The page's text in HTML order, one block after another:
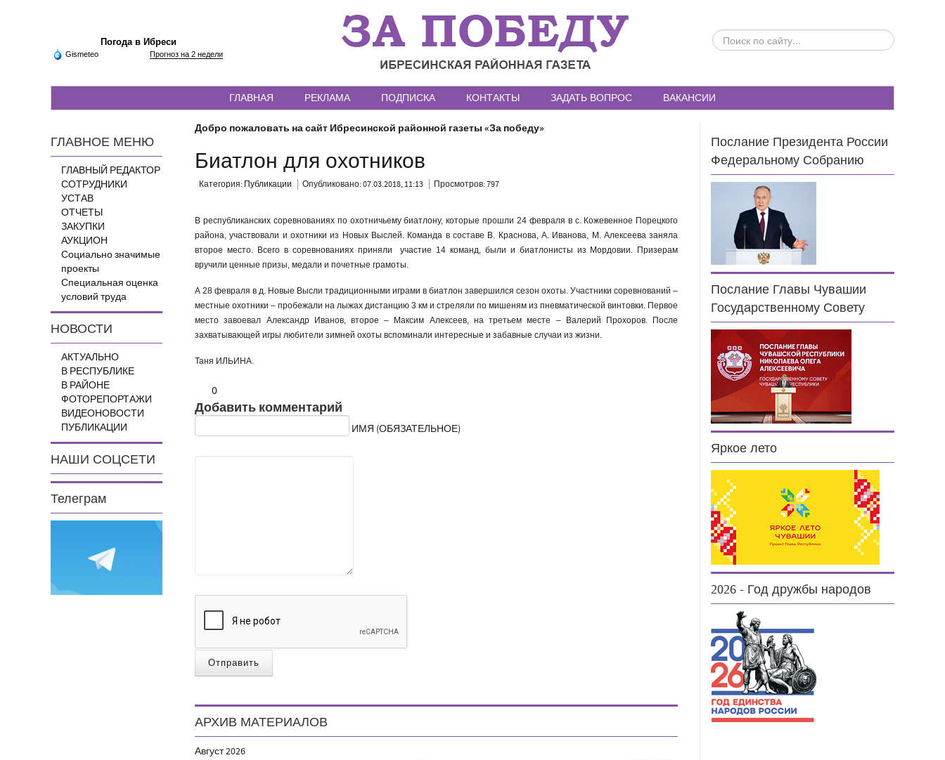
Погода в Ибреси
Gismeteo Прогноз на 2 недели
ПОИСК
ПО
ГЛАВНАЯ РЕКЛАМА ПОДПИСКА КОНТАКТЫ ЗАДАТЬ ВОПРОС ВАКАНСИИ
ГЛАВНОЕ МЕНЮ
ГЛАВНЫЙ РЕДАКТОР
СОТРУДНИКИ
УСТАВ
ОТЧЕТЫ
ЗАКУПКИ
АУКЦИОН
Социально значимые
проекты
Специальная оценка
условий труда
НОВОСТИ
АКТУАЛЬНО
В РЕСПУБЛИКЕ
В РАЙОНЕ
ФОТОРЕПОРТАЖИ
ВИДЕОНОВОСТИ
ПУБЛИКАЦИИ
НАШИ СОЦСЕТИ
Телеграм
Добро пожаловать на сайт Ибресинской районной газеты «За победу»
Биатлон для охотников
Категория: Публикации Опубликовано: 07.03.2018, 11:13 Просмотров: 797
В республиканских соревнованиях по охотничьему биатлону, которые прошли 24 февраля в с. Кожевенное Порецкого
района, участвовали и охотники из Новых Выслей. Команда в составе В. Краснова, А. Иванова, М. Алексеева заняла
второе место. Всего в соревнованиях приняли участие 14 команд, были и биатлонисты из Мордовии. Призерам
вручили ценные призы, медали и почетные грамоты.
А 28 февраля в д. Новые Высли традиционными играми в биатлон завершился сезон охоты. Участники соревнований –
местные охотники – пробежали на лыжах дистанцию 3 км и стреляли по мишеням из пневматической винтовки. Первое
место завоевал Александр Иванов, второе – Максим Алексеев, на третьем месте – Валерий Прохоров. После
захватывающей игры любители зимней охоты вспоминали интересные и забавные случаи из жизни.
Таня ИЛЬИНА.
0
Добавить комментарий
ИМЯ (ОБЯЗАТЕЛЬНОЕ)
Отправить
АРХИВ МАТЕРИАЛОВ
Август2026
Послание Президента России
Федеральному Собранию
Послание Главы Чувашии
Государственному Совету
Яркое лето
2026 - Год дружбы народов